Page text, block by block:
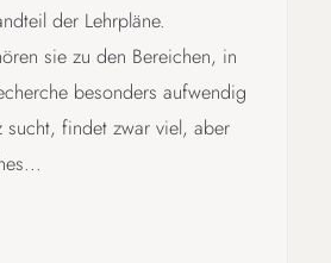
der Lehrpläne.
sie zu den Bereichen, in
besonders aufwendig
findet zwar viel, aber